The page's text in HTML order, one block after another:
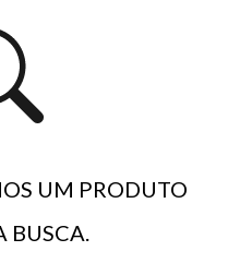
COMPRA*
UM PRODUTO
BUSCA.